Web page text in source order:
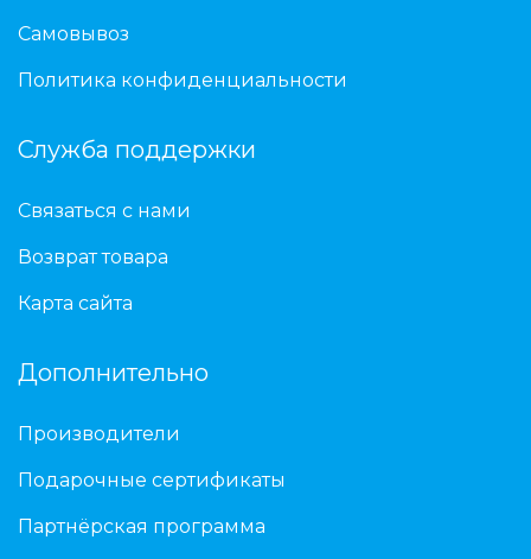
Самовывоз
Политика конфиденциальности
Служба поддержки
Связаться с нами
Возврат товара
Карта сайта
Дополнительно
Производители
Подарочные сертификаты
Партнёрская программа